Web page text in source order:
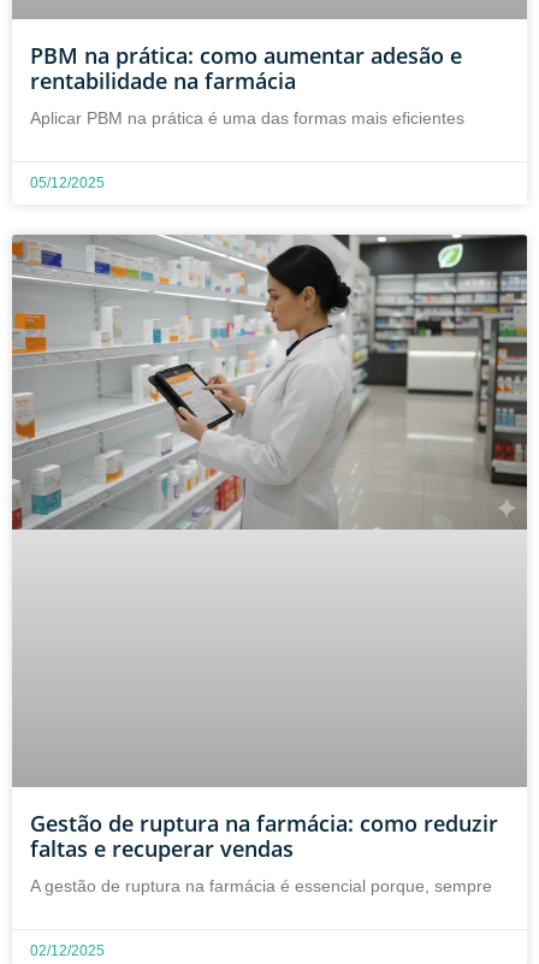
PBM na prática: como aumentar adesão e
rentabilidade na farmácia
Aplicar PBM na prática é uma das formas mais eficientes
05/12/2025
Gestão de ruptura na farmácia: como reduzir
faltas e recuperar vendas
A gestão de ruptura na farmácia é essencial porque, sempre
02/12/2025